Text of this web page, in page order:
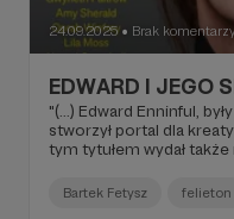
24.09.2025 ● Brak
EDWARD I JEGO
"(...) Edward Enninful,
stworzył portal dla
tym tytułem wydał
września, w piątek,
podpisywanie go w
Bartek Fetysz felieton